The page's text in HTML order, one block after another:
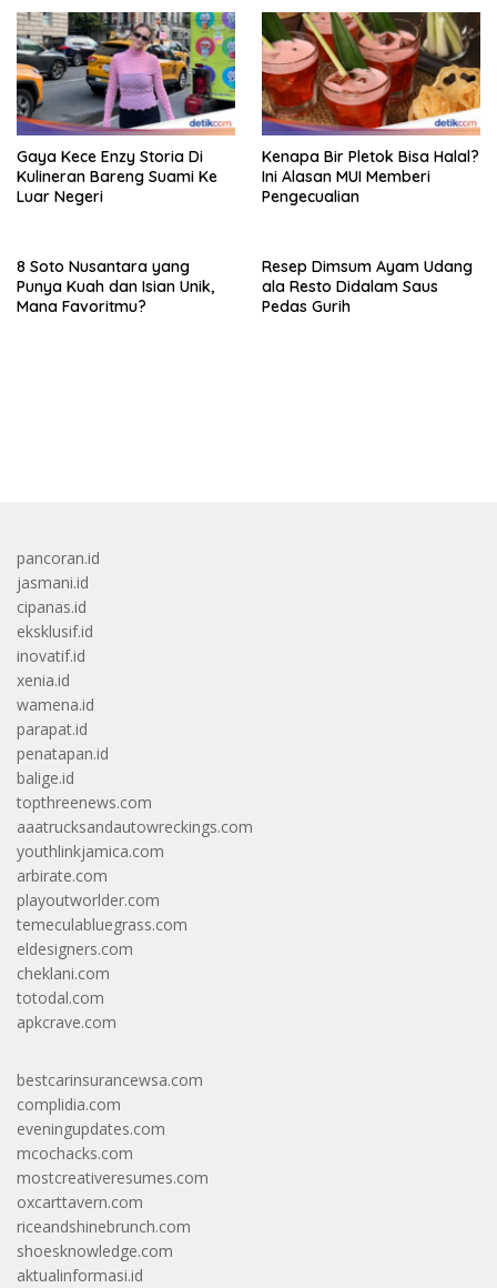
Gaya Kece Enzy Storia Di
Kulineran Bareng Suami Ke
Luar Negeri
Kenapa Bir Pletok Bisa Halal?
Ini Alasan MUI Memberi
Pengecualian
8 Soto Nusantara yang
Punya Kuah dan Isian Unik,
Mana Favoritmu?
Resep Dimsum Ayam Udang
ala Resto Didalam Saus
Pedas Gurih
pancoran.id
jasmani.id
cipanas.id
eksklusif.id
inovatif.id
xenia.id
wamena.id
parapat.id
penatapan.id
balige.id
topthreenews.com
aaatrucksandautowreckings.com
youthlinkjamica.com
arbirate.com
playoutworlder.com
temeculabluegrass.com
eldesigners.com
cheklani.com
totodal.com
apkcrave.com
bestcarinsurancewsa.com
complidia.com
eveningupdates.com
mcochacks.com
mostcreativeresumes.com
oxcarttavern.com
riceandshinebrunch.com
shoesknowledge.com
aktualinformasi.id